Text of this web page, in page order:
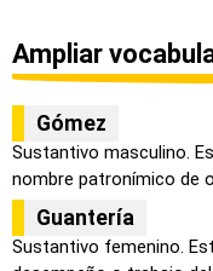
Ampliar
Gómez
Sustantivo masculino.
nombre patronímico de
Guantería
Sustantivo femenino.